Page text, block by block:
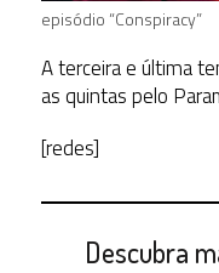
episódio “Conspiracy”
A terceira e última
as quintas pelo
[redes]
Descubra